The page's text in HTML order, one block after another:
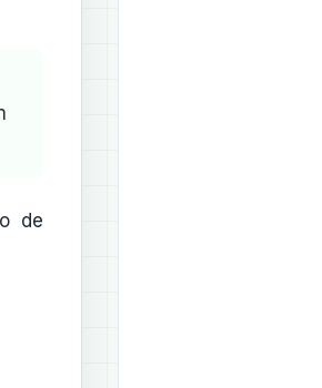
de